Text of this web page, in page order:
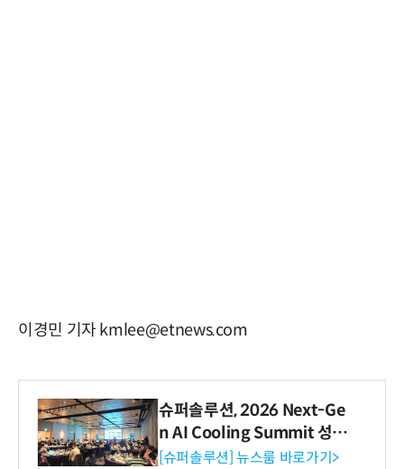
이경민 기자 kmlee@etnews.com
슈퍼솔루션, 2026 Next-Ge
n AI Cooling Summit 성황
리 성료
[슈퍼솔루션] 뉴스룸 바로가기>